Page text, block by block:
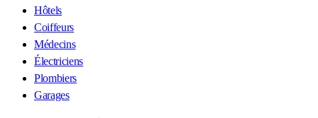
Hôtels
Coiffeurs
Médecins
Électriciens
Plombiers
Garages